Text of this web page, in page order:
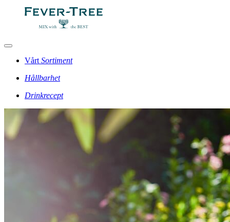
Vårt Sortiment
Hållbarhet
Drinkrecept